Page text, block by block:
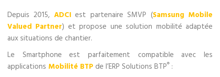
Depuis 2015, ADCIest partenaire SMVP (Samsung Mobile
Valued Partner) et propose une solution mobilité adaptée
aux situations de chantier.
Le Smartphone est parfaitement compatible avec les
applications Mobilité BTP de l’ERP Solutions BTP® :